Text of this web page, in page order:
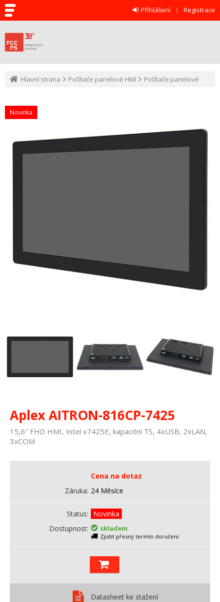
Přihlášení Registrace
Hlavní strana Počítače panelové HMI Počítače panelové
Novinka
Aplex AITRON-816CP-7425
15,6" FHD HMI, Intel x7425E, kapacitní TS, 4xUSB, 2xLAN,
3xCOM
Cena na dotaz
Záruka 24 Měsíce
Status
Novinka
Dostupnost
skladem
Zjistit přesný termín doručení
Datasheet ke stažení